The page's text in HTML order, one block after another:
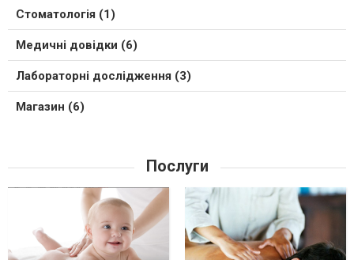
Стоматологія (1)
Медичні довідки (6)
Лабораторні дослідження (3)
Магазин (6)
Послуги